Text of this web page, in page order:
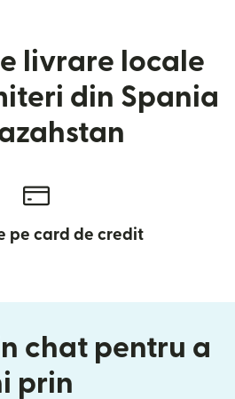
livrare locale
din Spania
pe card de credit
chat pentru a
prin